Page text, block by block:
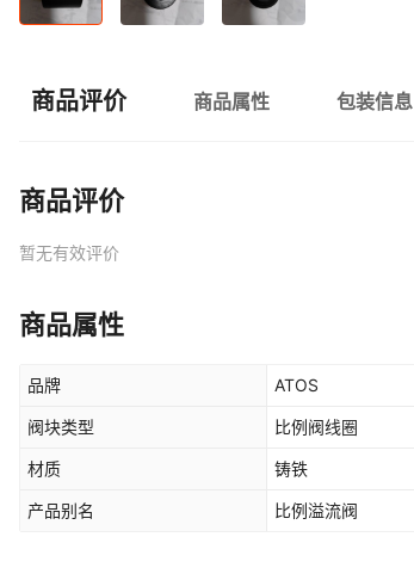
商品评价 商品属性 包装信息
商品评价
暂无有效评价
商品属性
品牌 ATOS
阀块类型 比例阀线圈
材质 铸铁
产品别名 比例溢流阀